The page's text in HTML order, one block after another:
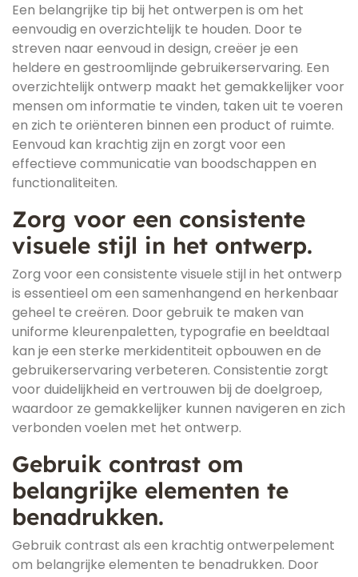
Een belangrijke tip bij het ontwerpen is om het
eenvoudig en overzichtelijk te houden. Door te
streven naar eenvoud in design, creëer je een
heldere en gestroomlijnde gebruikerservaring. Een
overzichtelijk ontwerp maakt het gemakkelijker voor
mensen om informatie te vinden, taken uit te voeren
en zich te oriënteren binnen een product of ruimte.
Eenvoud kan krachtig zijn en zorgt voor een
effectieve communicatie van boodschappen en
functionaliteiten.
Zorg voor een consistente
visuele stijl in het ontwerp.
Zorg voor een consistente visuele stijl in het ontwerp
is essentieel om een samenhangend en herkenbaar
geheel te creëren. Door gebruik te maken van
uniforme kleurenpaletten, typografie en beeldtaal
kan je een sterke merkidentiteit opbouwen en de
gebruikerservaring verbeteren. Consistentie zorgt
voor duidelijkheid en vertrouwen bij de doelgroep,
waardoor ze gemakkelijker kunnen navigeren en zich
verbonden voelen met het ontwerp.
Gebruik contrast om
belangrijke elementen te
benadrukken.
Gebruik contrast als een krachtig ontwerpelement
om belangrijke elementen te benadrukken. Door